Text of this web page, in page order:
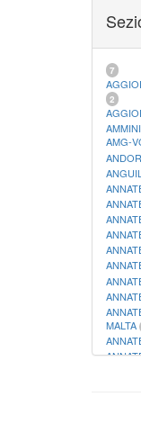
FOGLI
FOGLI
FOGLI
15
FOGLI
FOGLI
FOGLI
ITL, 20
7
2
AMG-
MALTA